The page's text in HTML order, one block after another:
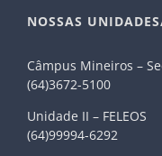
NOSSAS
Câmpus Mineiros –
(64)3672-5100
Unidade II – FELEOS
(64)99994-6292